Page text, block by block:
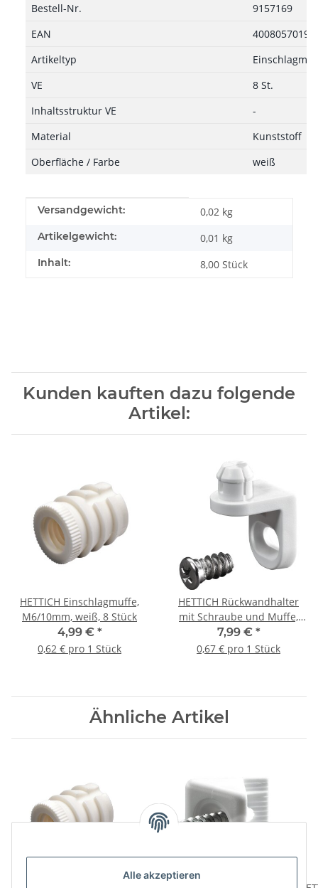
Alle akzeptieren
Bestell-Nr.
9157169
EAN
Artikeltyp
VE
8 St.
Inhaltsstruktur VE
-
Material
Kunststoff
Oberfläche / Farbe
weiß
Produkteigenschaft
Wert
Versandgewicht: 0,02 kg
Artikelgewicht: 0,01 kg
Inhalt: 8,00 Stück
Kunden kauften dazu folgende
Artikel:
HETTICH Einschlagmuffe,
M6/10mm, weiß, 8 Stück
4,99 € *
0,62 € pro 1 Stück
HETTICH Rückwandhalter
mit Schraube und Muffe,
Kunststoff, weiß, 12 Stück
7,99 € *
0,67 € pro 1 Stück
Ähnliche Artikel